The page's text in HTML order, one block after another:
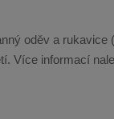
oděv a
Více informací